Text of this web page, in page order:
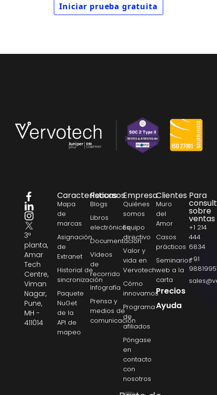
Iniciar prueba gratuita
3ª
planta,
Amar
Tech
Centre,
Viman
Nagar,
Pune,
MH -
411014
Características
Mapa
de
marcas
Asignación
de
Extranet
Historial de
sincronización
Paquete
NuGet
de la
API de
mapeo
Recursos
Blogs
Libros
electrónicos
Documentación
Vídeos
de
recorrido
Infografía
Prensa y
medios de
comunicación
Empresa
Quiénes
somos
Equipo
directivo
Valor y
vida en
Vervotech
Cómo
innovamos
Programa
de
afiliados
Póngase
en
contacto
con
nosotros
Clientes
Muro
del
Amor
Casos
prácticos
Seminarios
web a la
carta
Precios
Ayuda
Para
sobre
ventas
+1 214
444
6834
+91